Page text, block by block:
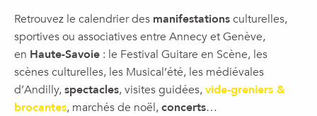
Retrouvez le calendrier des manifestationsculturelles,
sportives ou associatives entre Annecy et Genève,
en Haute-Savoie : le Festival Guitare en Scène, les
scènes culturelles, les Musical’été, les médiévales
d’Andilly,spectacles, visites guidées,vide-greniers &
brocantes, marchés de noël,concerts…